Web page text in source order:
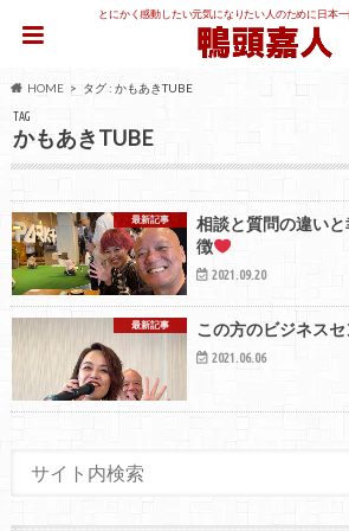
とにかく感動したい元気になりたい人のために日本
HOME タグ : かもあきTUBE
TAG
かもあきTUBE
最新記事
相談と質問の違い
徴
2021.09.20
最新記事 この方のビジネス
2021.06.06